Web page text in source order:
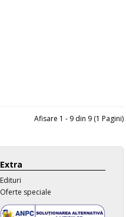
Afisare 1 - 9 din 9 (1 Pagini)
Extra
Edituri
Oferte speciale